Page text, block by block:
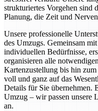
strukturiertes Vorgehen sind
Planung, die Zeit und
Unsere professionelle
des Umzugs. Gemeinsam
individuellen Bedürfnisse,
organisieren alle
Kartenzustellung bis hin
voll und ganz auf das
Details für Sie übernehmen.
Umzug – wir passen unsere
an.